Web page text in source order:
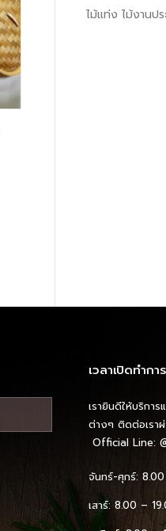
ไม้แท่ง ไม้งานป
เวลาเปิดทำการ
เรายินดีให้บริกา
ต่างๆ ติดต่อเรา
Official Line:
จันทร์-ศุกร์:
เสาร์: 8.00 –